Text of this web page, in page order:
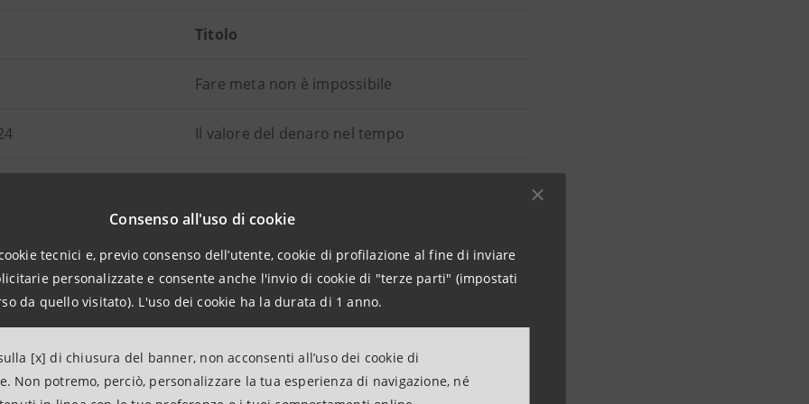
Consenso all'uso di cookie
tecnici e, previo consenso dell’utente, cookie di profilazione al fine di inviare
personalizzate e consente anche l'invio di cookie di "terze parti" (impostati
da quello visitato). L'uso dei cookie ha la durata di 1 anno.
[x] di chiusura del banner, non acconsenti all’uso dei cookie di
Non potremo, perciò, personalizzare la tua esperienza di navigazione, né
Titolo
Fare meta non è impossibile
Il valore del denaro nel tempo
La banca
L’indebitamento
Tasso, durata e ammortamento dei